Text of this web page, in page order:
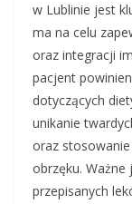
w Lublinie jest
ma na celu
oraz integracji
pacjent
dotyczących
unikanie
oraz
obrzęku.
przepisanych